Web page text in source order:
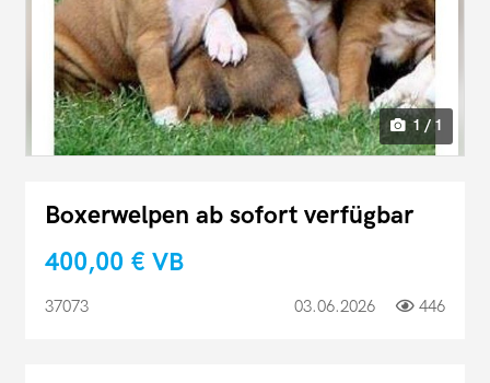
1 / 1
Boxerwelpen ab sofort verfügbar
400,00 € VB
37073 03.06.2026 446